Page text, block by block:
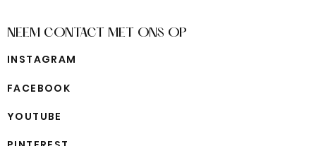
NEEM CONTACT MET ONS OP
IN STAGRAM
FACE BOO K
YO UT UBE